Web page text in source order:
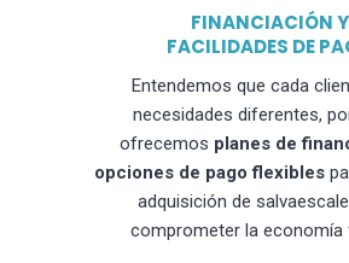
FINANCIACIÓN Y
FACILIDADES DE
Entendemos que cada
necesidades diferentes,
ofrecemos planes de
opciones de pago flexibles
adquisición de
comprometer la economía